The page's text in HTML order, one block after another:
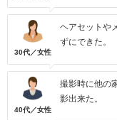
30代／女性
ヘアセットや
ずにできた。
40代／女性
撮影時に他の
影出来た。